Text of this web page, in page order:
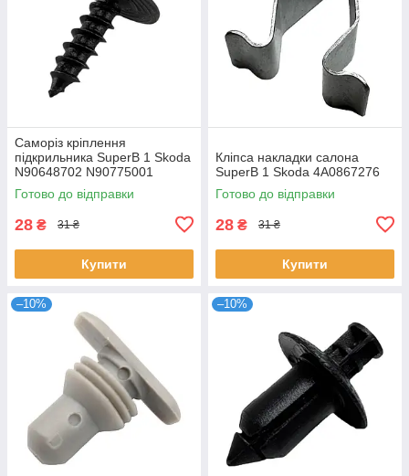
Саморіз кріплення
підкрильника SuperB 1 Skoda
N90648702 N90775001
Готово до відправки
28 ₴ 31 ₴
Купити
Кліпса накладки салона
SuperB 1 Skoda 4A0867276
Готово до відправки
28 ₴ 31 ₴
Купити
–10% –10%